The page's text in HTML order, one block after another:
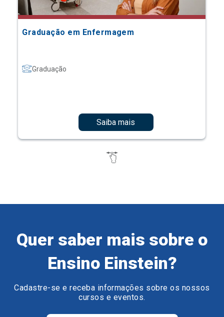
Graduação em Enfermagem
Graduação
Saiba mais
Quer saber mais sobre o
Ensino Einstein?
Cadastre-se e receba informações sobre os nossos
cursos e eventos.